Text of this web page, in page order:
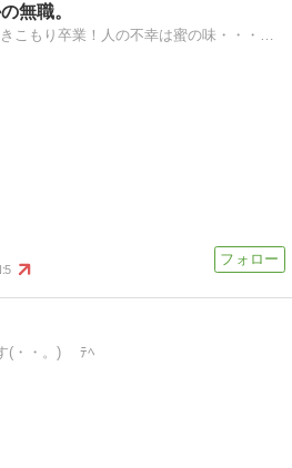
無職。
5
(・・。)ゞ ﾃﾍ